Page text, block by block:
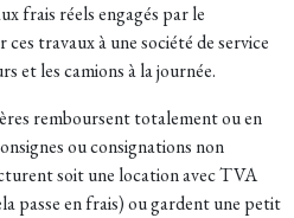
frais réels engagés par le
travaux à une société de service
et les camions à la journée.
remboursent totalement ou en
ou consignations non
soit une location avec TVA
passe en frais) ou gardent une petit